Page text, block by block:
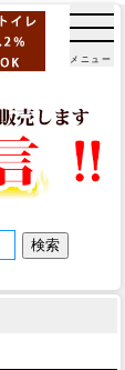
メニュー